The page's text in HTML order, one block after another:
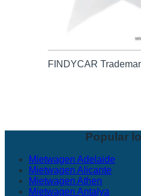
FINDYCAR
Popular
Mietwagen Adelaide
Mietwagen Alicante
Mietwagen Athen
Mietwagen Antalya